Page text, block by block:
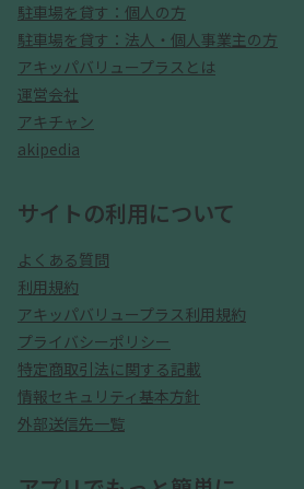
駐車場を貸す：個人の方
駐車場を貸す：法人・個人事業主の方
アキッパバリュープラスとは
運営会社
アキチャン
akipedia
サイトの利用について
よくある質問
利用規約
アキッパバリュープラス利用規約
プライバシーポリシー
特定商取引法に関する記載
情報セキュリティ基本方針
外部送信先一覧